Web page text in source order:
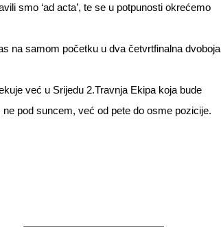
smo ‘ad acta’, te se u potpunosti okrećemo
na samom početku u dva četvrtfinalna dvoboja
već u Srijedu 2.Travnja Ekipa koja bude
pod suncem, već od pete do osme pozicije.